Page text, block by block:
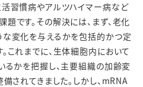
習慣病やアルツハイマー病など
です。その解決には、まず、老化
変化を与えるかを包括的かつ定
これまでに、生体細胞内において
かを把握し、主要組織の加齢変
されてきました。しかし、mRNA